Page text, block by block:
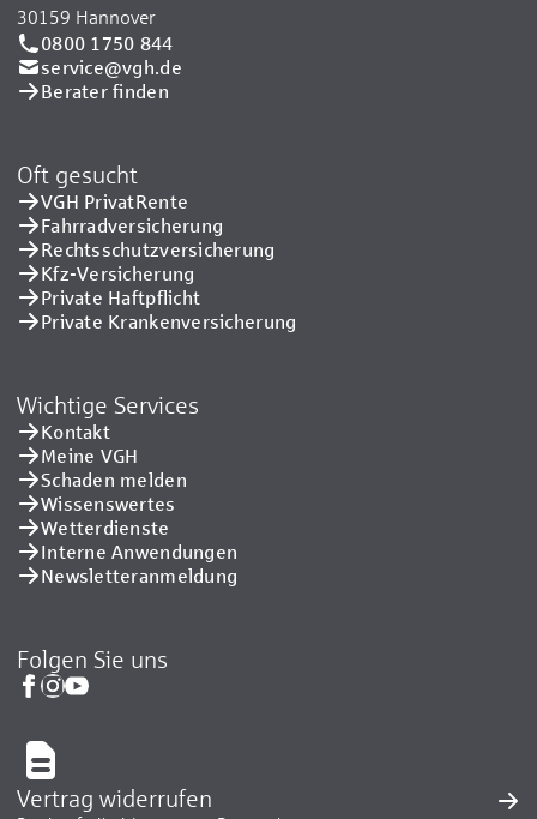
30159 Hannover
0800 1750 844
service@vgh.de
Berater finden
Oft gesucht
VGH PrivatRente
Fahrradversicherung
Rechtsschutzversicherung
Kfz-Versicherung
Private Haftpflicht
Private Kranken­versicherung
Wichtige Services
Kontakt
Meine VGH
Schaden melden
Wissenswertes
Wetterdienste
Interne Anwendungen
Newsletteranmeldung
Folgen Sie uns
Vertrag widerrufen